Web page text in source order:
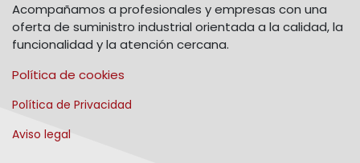
Acompañamos a profesionales y empresas con una
oferta de suministro industrial orientada a la calidad, la
funcionalidad y la atención cercana.
Política de cookies
Política de Privacidad
Aviso legal